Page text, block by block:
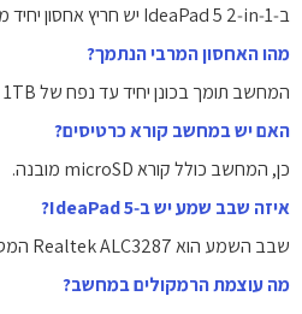
ב‑IdeaPad 5 2‑in‑1 יש חריץ אחסון יחיד מסוג M.2 2242.
מהו האחסון המרבי הנתמך?
המחשב תומך בכונן יחיד עד נפח של 1TB מסוג M.2 2242 SSD.
האם יש במחשב קורא כרטיסים?
כן, המחשב כולל קורא microSD מובנה.
איזה שבב שמע יש ב‑IdeaPad 5?
שבב השמע הוא Realtek ALC3287 המספק איכות שמע HD גבוהה.
מה עוצמת הרמקולים במחשב?